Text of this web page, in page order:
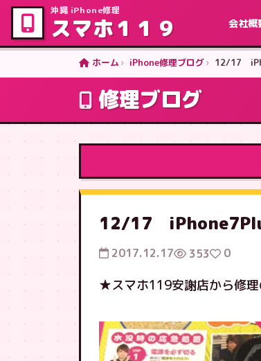
沖縄 iPhone修理
スマホ１１９ 会社概
ホーム iPhone修理ブログ 12/17
修理ブログ
12/17
2017.12.17 353 0
★スマホ119安謝店から修理